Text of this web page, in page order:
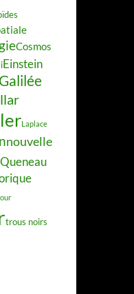
Cosmos
Einstein
Galilée
Laplace
nouvelle
Queneau
trous noirs